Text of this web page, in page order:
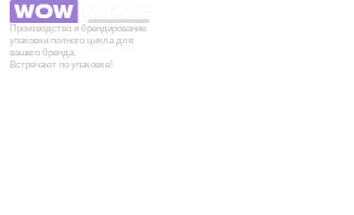
Производство и брендирование
упаковки полного цикла для
вашего бренда.
Встречают по упаковке!